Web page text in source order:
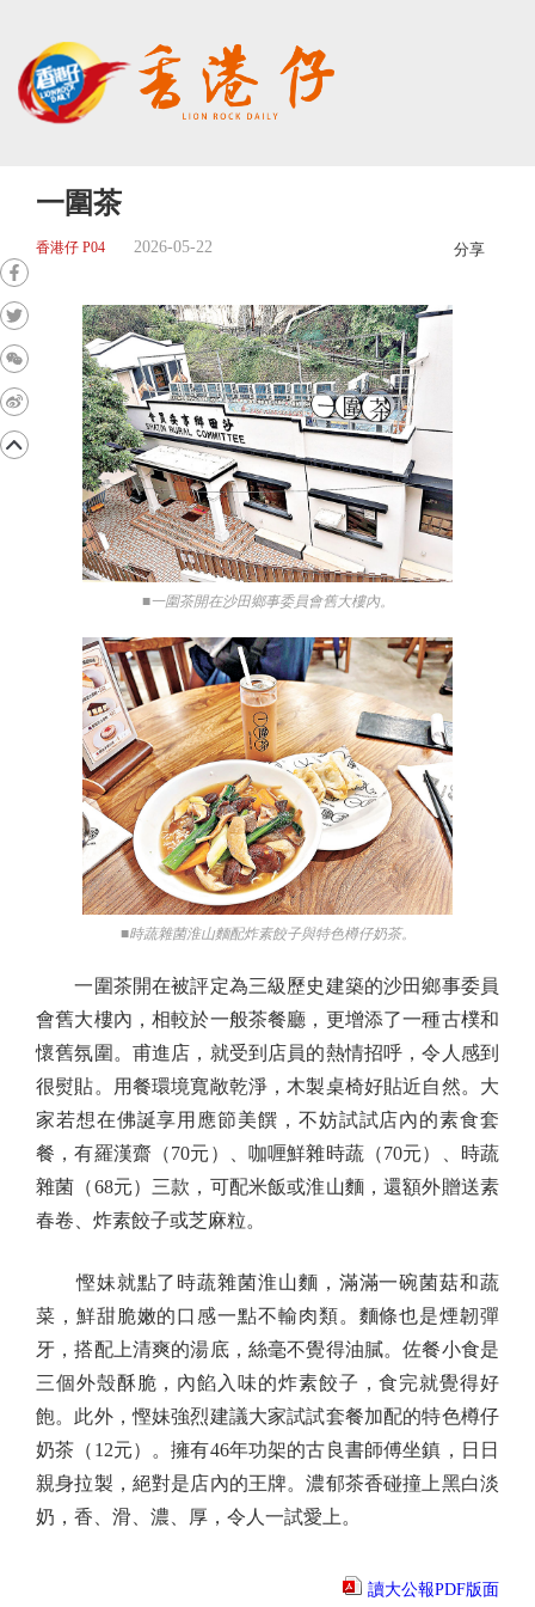
一圍茶
香港仔 P04 2026-05-22 分享
■一圍茶開在沙田鄉事委員會舊大樓內。
■時蔬雜菌淮山麵配炸素餃子與特色樽仔奶茶。
一圍茶開在被評定為三級歷史建築的沙田鄉事委員
會舊大樓內，相較於一般茶餐廳，更增添了一種古樸和
懷舊氛圍。甫進店，就受到店員的熱情招呼，令人感到
很熨貼。用餐環境寬敞乾淨，木製桌椅好貼近自然。大
家若想在佛誕享用應節美饌，不妨試試店內的素食套
餐，有羅漢齋（70元）、咖喱鮮雜時蔬（70元）、時蔬
雜菌（68元）三款，可配米飯或淮山麵，還額外贈送素
春卷、炸素餃子或芝麻粒。
慳妹就點了時蔬雜菌淮山麵，滿滿一碗菌菇和蔬
菜，鮮甜脆嫩的口感一點不輸肉類。麵條也是煙韌彈
牙，搭配上清爽的湯底，絲毫不覺得油膩。佐餐小食是
三個外殼酥脆，內餡入味的炸素餃子，食完就覺得好
飽。此外，慳妹強烈建議大家試試套餐加配的特色樽仔
奶茶（12元）。擁有46年功架的古良書師傅坐鎮，日日
親身拉製，絕對是店內的王牌。濃郁茶香碰撞上黑白淡
奶，香、滑、濃、厚，令人一試愛上。
讀大公報PDF版面